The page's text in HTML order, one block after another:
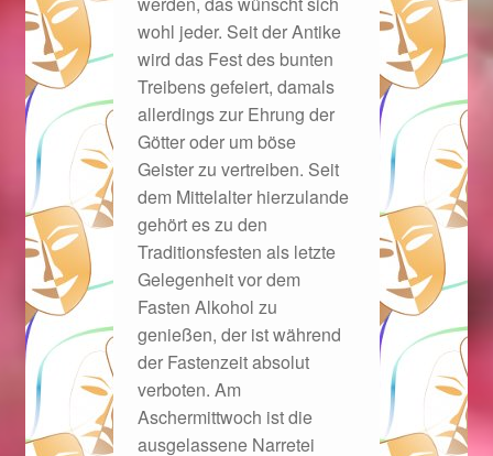
Karneval 2015 – Schmuck zu Fasching & Co.
Karneval 2019 – Schmuck zu Fasching & Co.
Karneval 2020 – Schmuck zu Fasching & Co.
Kasse
Liefer- und Versandkosten
Magisches und Festliches zu Halloween
Magisches und Festliches zu Halloween
Magisches und Festliches zu Halloween 2021
wohl jeder. Seit der Antike
wird das Fest des bunten
Treibens gefeiert, damals
allerdings zur Ehrung der
Götter oder um böse
Geister zu vertreiben. Seit
dem Mittelalter hierzulande
gehört es zu den
Traditionsfesten als letzte
Gelegenheit vor dem
Fasten Alkohol zu
genießen, der ist während
der Fastenzeit absolut
verboten. Am
Aschermittwoch ist die
ausgelassene Narretei